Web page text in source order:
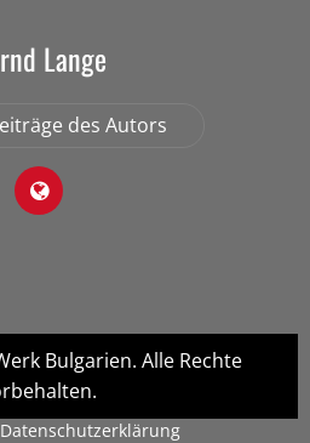
Lange
des Autors
Bulgarien. Alle Rechte
Datenschutzerklärung